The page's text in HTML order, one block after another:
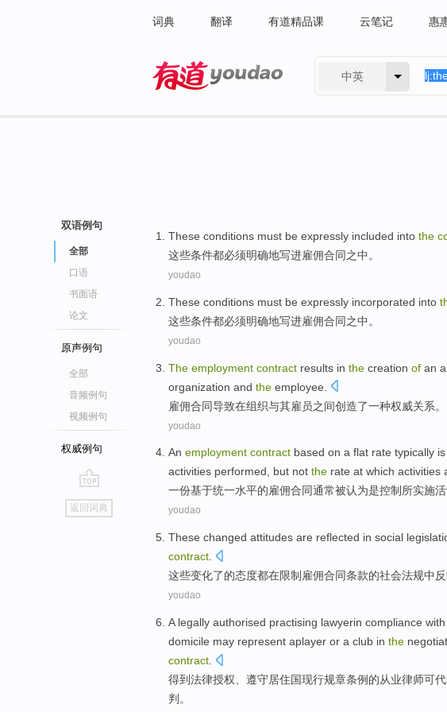
词典 翻译 有道精品课 云笔记 惠
中英
双语例句
全部
口语
书面语
论文
原声例句
全部
音频例句
视频例句
权威例句
go
top
返回词典
These conditions must be expressly included into the
这些条件都必须明确地写进雇佣合同之中。
youdao
These conditions must be expressly incorporated into
这些条件都必须明确地写进雇佣合同之中。
youdao
The employment contract results in the creation of an
organization and the employee
雇佣合同导致在组织与其雇员之间创造了一种权威关系。
youdao
An employment contract based on a flat rate typically
activities performed, but not the rate at which activities
一份基于统一水平的雇佣合同通常被认为是控制 所实施
youdao
These changed attitudes are reflected in social
contract
这些变化了的态度都在限制 雇佣合同条款的社会法规中
youdao
A legally authorised practising lawyerin compliance with
domicile may represent aplayer or a club in the
contract
得到法律授权 、遵守居住国现行规章条例 的从业律师可
判 。